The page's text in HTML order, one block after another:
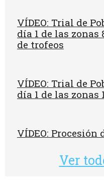
VÍDEO: Trial de
día 1 de las zonas
de trofeos
VÍDEO: Trial de
día 1 de las zonas
VÍDEO: Procesión
Ver